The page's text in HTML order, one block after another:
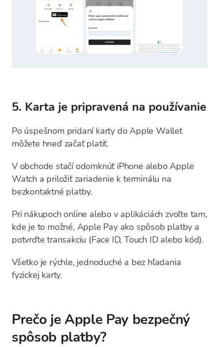
5. Karta je pripravená na používanie
Po úspešnom pridaní karty do Apple Wallet
môžete hneď začať platiť.
V obchode stačí odomknúť iPhone alebo Apple
Watch a priložiť zariadenie k terminálu na
bezkontaktné platby.
Pri nákupoch online alebo v aplikáciách zvoľte tam,
kde je to možné, Apple Pay ako spôsob platby a
potvrďte transakciu (Face ID, Touch ID alebo kód).
Všetko je rýchle, jednoduché a bez hľadania
fyzickej karty.
Prečo je Apple Pay bezpečný
spôsob platby?